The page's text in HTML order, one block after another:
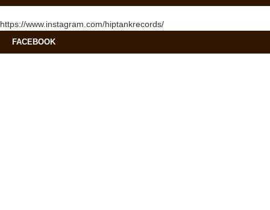
https://www.instagram.com/hiptankrecords/
FACEBOOK